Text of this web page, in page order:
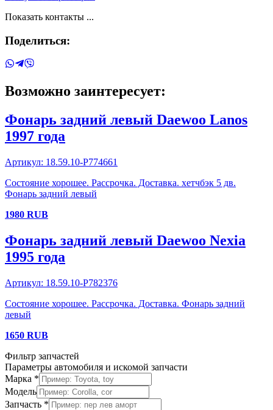
Показать контакты ...
Поделиться:
Возможно заинтересует:
Фонарь задний левый Daewoo Lanos
1997 года
Артикул: 18.59.10-P774661
Состояние хорошее. Рассрочка. Доставка. хетчбэк 5 дв.
Фонарь задний левый
1980 RUB
Фонарь задний левый Daewoo Nexia
1995 года
Артикул: 18.59.10-P782376
Состояние хорошее. Рассрочка. Доставка. Фонарь задний
левый
1650 RUB
Фильтр запчастей
Параметры автомобиля и искомой запчасти
Марка *
Модель
Запчасть *